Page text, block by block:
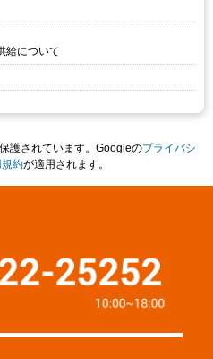
給について
護されています。Googleのプライバシ
約が適用されます。